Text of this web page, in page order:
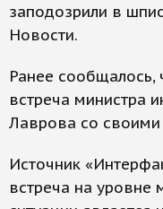
заподозрили в
Новости.
Ранее сообщалось,
встреча министра
Лаврова со своими
Источник
встреча на уровне